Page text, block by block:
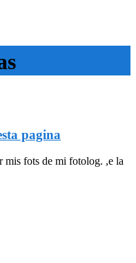
pagina
mis fots de mi fotolog. ,e la